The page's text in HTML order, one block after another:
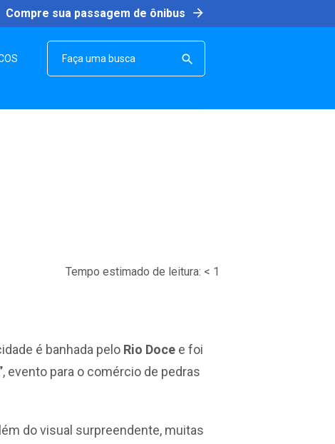
Compre sua passagem de ônibus arrow_forward

Tempo estimado de leitura: < 1
é banhada pelo Rio Doce e foi
, evento para o comércio de pedras
do visual surpreendente, muitas